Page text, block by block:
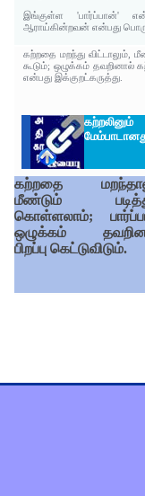
இங்குள்ள 'பார்ப்பான்'
ஆராய்கின்றவன் என்பது
கற்றதை மறந்து
கூடும்; ஒழுக்கம் தவறினால்
என்பது இக்குறட்கருத்து.
கற்றதை
மீண்டும்
கொள்ளலாம்;
ஒழுக்கம்
பிறப்பு கெட்டுவிடும்.